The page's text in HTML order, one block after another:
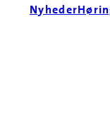
Nyheder